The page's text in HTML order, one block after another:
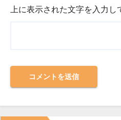
上に表示された文字を入力し